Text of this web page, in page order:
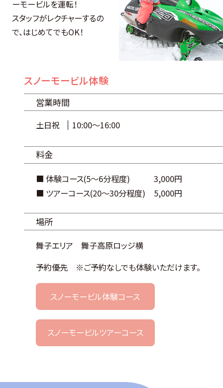
ーモービルを運転！
スタッフがレクチャーするの
で、はじめてでもOK！
スノーモービル体験
営業時間
土日祝 10:00～16:00
料金
■ 体験コース(5～6分程度)
3,000円
■ ツアーコース(20～30分程度)
5,000円
場所
舞子エリア 舞子高原ロッジ横
予約優先 ※ご予約なしでも体験いただけます。
スノーモービル体験コース
スノーモービルツアーコース